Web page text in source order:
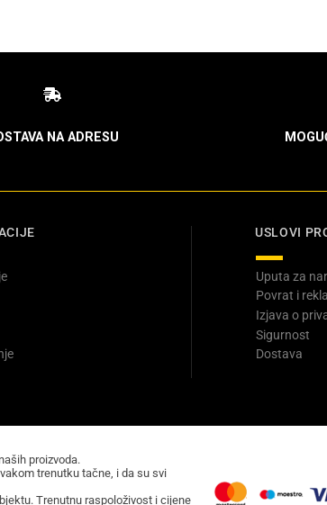
NA ADRESU
USLOVI
Uputa za
Povrat i
Izjava o
Sigurnost
Dostava
proizvoda.
trenutku tačne, i da su svi
Trenutnu raspoloživost i cijene